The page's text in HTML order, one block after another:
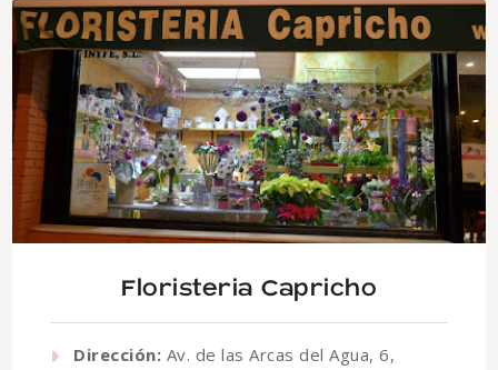
Floristeria Capricho
Dirección: Av. de las Arcas del Agua, 6,